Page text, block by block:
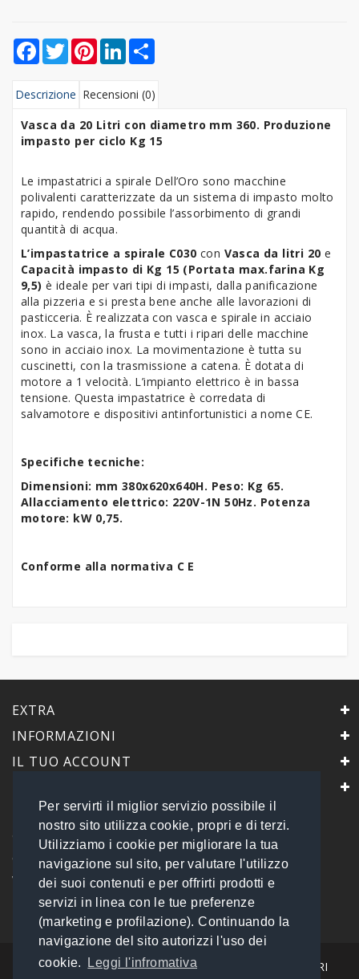
Per servirti il miglior servizio possibile il
nostro sito utilizza cookie, propri e di terzi.
Utilizziamo i cookie per migliorare la tua
navigazione sul sito, per valutare l'utilizzo
dei suoi contenuti e per offrirti prodotti e
servizi in linea con le tue preferenze
(marketing e profilazione). Continuando la
navigazione del sito autorizzi l'uso dei
cookie.
Leggi l'infromativa
Facebook
TwitterPinterestLinkedIn
Descrizione Recensioni (0)
Vasca da 20 Litri con diametro mm 360. Produzione
impasto per ciclo Kg 15
Le impastatrici a spirale Dell’Oro sono macchine
polivalenti caratterizzate da un sistema di impasto molto
rapido, rendendo possibile l’assorbimento di grandi
quantità di acqua.
L’impastatrice a spirale C030 con Vasca da litri 20 e
Capacità impasto di Kg 15 (Portata max.farina Kg
9,5) è ideale per vari tipi di impasti, dalla panificazione
alla pizzeria e si presta bene anche alle lavorazioni di
pasticceria. È realizzata con vasca e spirale in acciaio
inox. La vasca, la frusta e tutti i ripari delle macchine
sono in acciaio inox. La movimentazione è tutta su
cuscinetti, con la trasmissione a catena. È dotata di
motore a 1 velocità. L’impianto elettrico è in bassa
tensione. Questa impastatrice è corredata di
salvamotore e dispositivi antinfortunistici a nome CE.
Specifiche tecniche:
Dimensioni: mm 380x620x640H. Peso: Kg 65.
Allacciamento elettrico: 220V-1N 50Hz. Potenza
motore: kW 0,75.
Conforme alla normativa C E
EXTRA
INFORMAZIONI
IL TUO ACCOUNT
PrimaScelta Point
è un marchio di
Global Service B2B Srls a socio unico
Via Tolemaide, 15 - 00192 Roma
P.IVA 14693851009 REA: RM - 1540057
Tel: 06 45548245
info@primasceltapoint.it
I NOSTRI CORRIERI